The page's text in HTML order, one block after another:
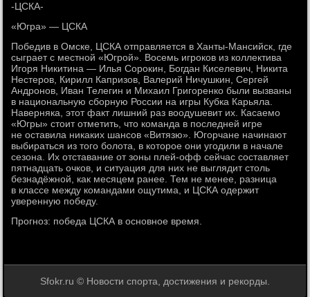
-ЦСКА-
«Югра» — ЦСКА
Победив в Омске, ЦСКА отправляется в Ханты-Мансийск, где
сыграет с местной «Югрой». Восемь игроков из коллектива
Игоря Никитина — Илья Сорокин, Богдан Киселевич, Никита
Нестеров, Кирилл Капризов, Валерий Ничушкин, Сергей
Андронов, Иван Телегин и Михаил Григоренко были вызваны
в национальную сборную России на игры Кубка Карьяла.
Наверняка, этот факт лишний раз воодушевит их. Касаемо
«Югры» стоит отметить, что команда в последней игре
не оставила никаких шансов «Витязю». Югорчане начинают
выбираться из того болота, в которое они угодили в начале
сезона. Их отставание от зоны плей-офф сейчас составляет
пятнадцать очков, и ситуация для них не выглядит столь
безнадёжной, как месяцем ранее. Тем не менее, разница
в классе между командами ощутима, и ЦСКА одержит
уверенную победу.
Прогноз: победа ЦСКА в основное время.
Sfokr.ru © Новости спорта, достижения и рекорды.